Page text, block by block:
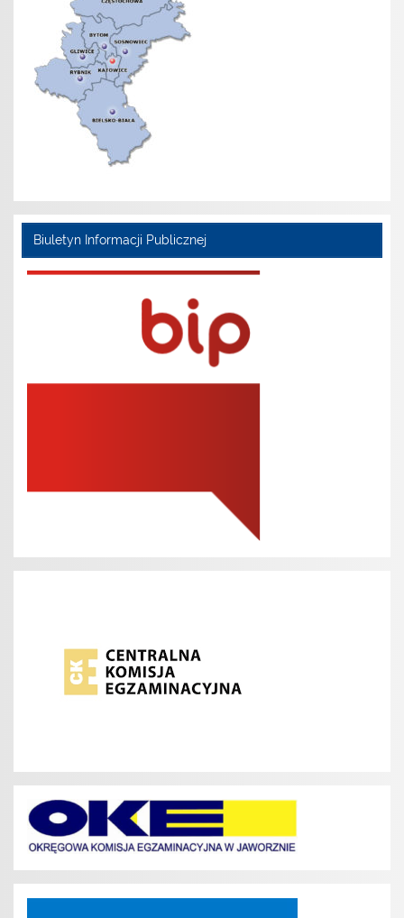
Biuletyn Informacji Publicznej